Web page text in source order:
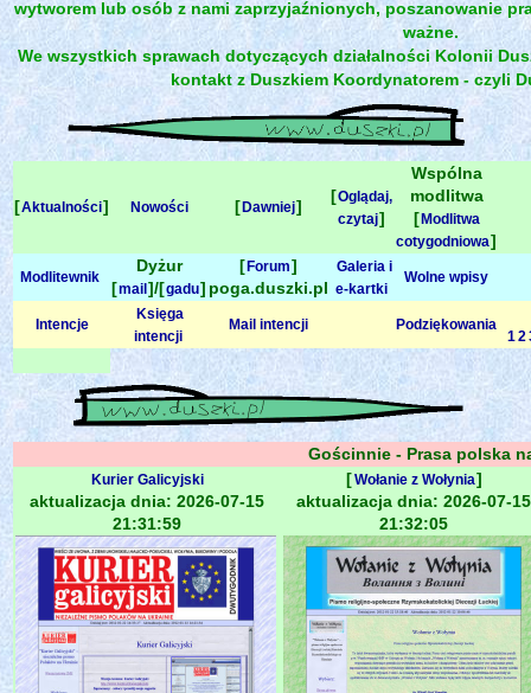
wytworem lub osób z nami zaprzyjaźnionych, poszanowanie
ważne.
We wszystkich sprawach dotyczących działalności Kolonii
kontakt z Duszkiem Koordynatorem - czyli
[Aktualności] Nowości [Dawniej]
[Oglądaj,
czytaj]
Wspólna
modlitwa
[Modlitwa
cotygodniowa]
Modlitewnik
Dyżur
[mail]/[gadu]
[Forum]
poga.duszki.pl
Galeria i
e-kartki
Wolne wpisy
Intencje
Księga
intencji
Mail intencji Podziękowania
1 2
Gościnnie - Prasa polska
Kurier Galicyjski
aktualizacja dnia: 2026-07-15
21:31:59
[Wołanie z Wołynia]
aktualizacja dnia: 2026-07-15
21:32:05